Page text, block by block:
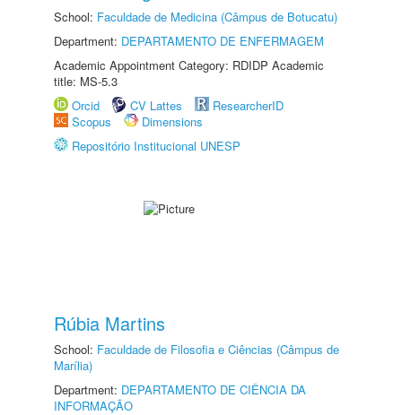
School: Faculdade de Medicina (Câmpus de Botucatu)
Department: DEPARTAMENTO DE ENFERMAGEM
Academic Appointment Category: RDIDP Academic
title: MS-5.3
Orcid
CV Lattes
ResearcherID
Scopus
Dimensions
Repositório Institucional UNESP
Rúbia Martins
School: Faculdade de Filosofia e Ciências (Câmpus de
Marília)
Department: DEPARTAMENTO DE CIÊNCIA DA
INFORMAÇÃO